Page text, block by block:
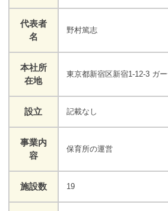
代表者
名
野村篤志
本社所
在地
東京都新宿区新宿1-12-3 ガ
設立 記載なし
事業内
容
保育所の運営
施設数 19